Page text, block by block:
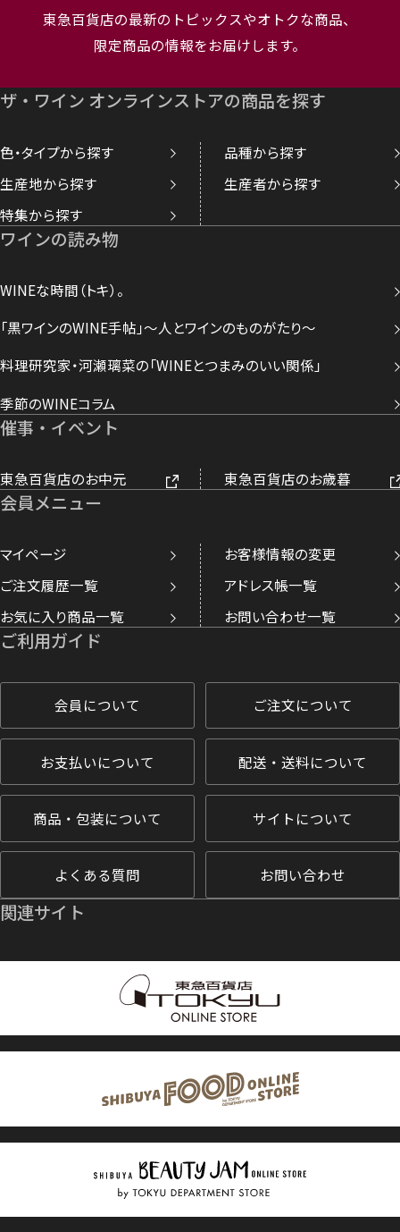
東急百貨店の最新のトピックスやオトクな商品、
限定商品の情報をお届けします。
ザ・ワイン オンラインストアの商品を探す
色・タイプから探す
品種から探す
生産地から探す
生産者から探す
特集から探す
ワインの読み物
WINEな時間（トキ）。
「黒ワインのWINE手帖」～人とワインのものがたり～
料理研究家・河瀬璃菜の「WINEとつまみのいい関係」
季節のWINEコラム
催事・イベント
東急百貨店のお中元 東急百貨店のお歳暮
会員メニュー
マイページ
お客様情報の変更
ご注文履歴一覧
アドレス帳一覧
お気に入り商品一覧
お問い合わせ一覧
ご利用ガイド
会員について ご注文について
お支払いについて 配送・送料について
商品・包装について サイトについて
よくある質問 お問い合わせ
関連サイト